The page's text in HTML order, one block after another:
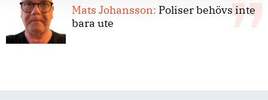
Mats Johansson: Poliser behövs inte
bara ute